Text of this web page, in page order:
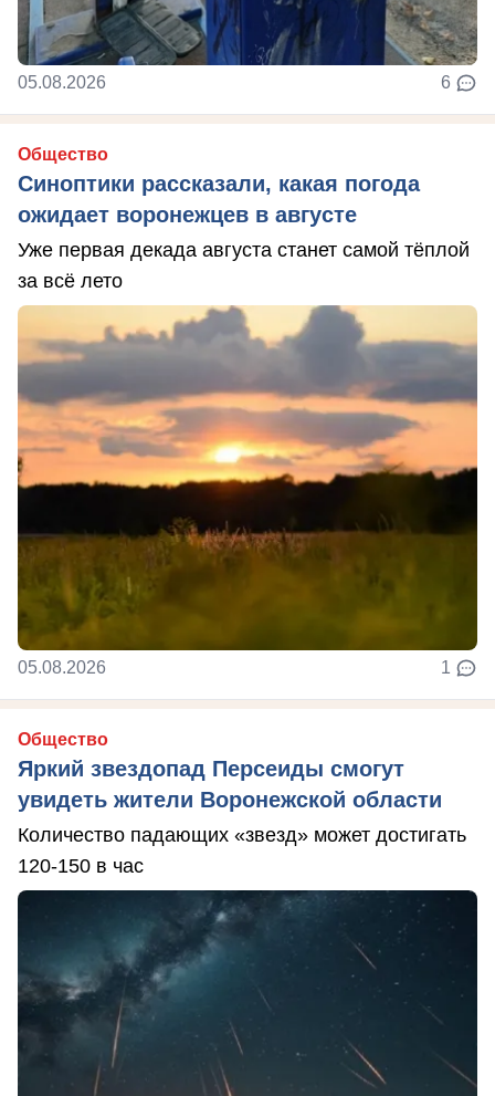
05.08.2026 6
Общество
Синоптики рассказали, какая погода
ожидает воронежцев в августе
Уже первая декада августа станет самой тёплой
за всё лето
05.08.2026 1
Общество
Яркий звездопад Персеиды смогут
увидеть жители Воронежской области
Количество падающих «звезд» может достигать
120-150 в час